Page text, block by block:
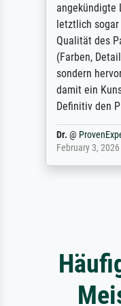
angekündigte
letztlich
Qualität des
(Farben,
sondern
damit ein
Definitiv den
Dr. @
February 3, 2026